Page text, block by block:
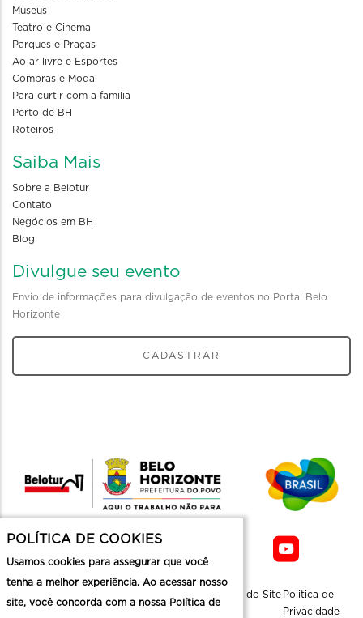
Museus
Teatro e Cinema
Parques e Praças
Ao ar livre e Esportes
Compras e Moda
Para curtir com a familia
Perto de BH
Roteiros
Saiba Mais
Sobre a Belotur
Contato
Negócios em BH
Blog
Divulgue seu evento
Envio de informações para divulgação de eventos no Portal Belo
Horizonte
CADASTRAR
Mapa do Site Politica de
Privacidade
POLÍTICA DE COOKIES
Usamos cookies para assegurar que você
tenha a melhor experiência. Ao acessar nosso
site, você concorda com a nossa Política de